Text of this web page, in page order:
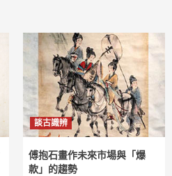
談古識辨
傅抱石畫作未來市場與「爆
款」的趨勢